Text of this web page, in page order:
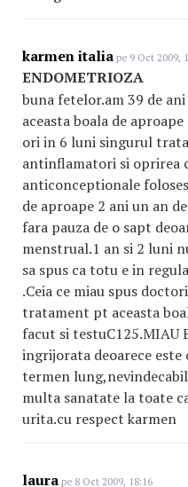
karmen italia pe 9 Oct 2009,
ENDOMETRIOZA
buna fetelor.am 39 de
aceasta boala de
ori in 6 luni singurul
antinflamatori si oprirea
anticonceptionale
de aproape 2 ani un an
fara pauza de o sapt
menstrual.1 an si 2 luni
sa spus ca totu e in
.Ceia ce miau spus
tratament pt aceasta
facut si testuC125.MIAU
ingrijorata deoarece este
termen
multa sanatate la toate
urita.cu respect karmen
laura pe 8 Oct 2009, 18:16